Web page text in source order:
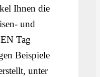
Ihnen die
und
Tag
Beispiele
unter